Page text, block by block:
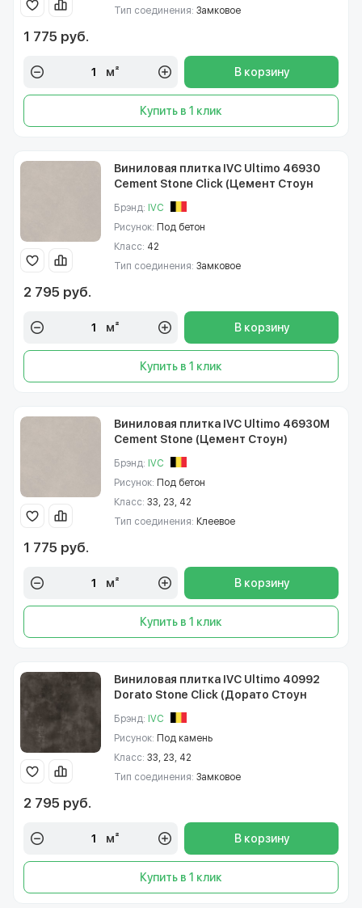
Тип соединения: Замковое
1 775 руб.
м² В корзину
Купить в 1 клик
Виниловая плитка IVC Ultimo 46930
Cement Stone Click (Цемент Стоун
Брэнд: IVC
Рисунок: Под бетон
Класс: 42
Тип соединения: Замковое
2 795 руб.
м² В корзину
Купить в 1 клик
Виниловая плитка IVC Ultimo 46930M
Cement Stone (Цемент Стоун)
Брэнд: IVC
Рисунок: Под бетон
Класс: 33, 23, 42
Тип соединения: Клеевое
1 775 руб.
м² В корзину
Купить в 1 клик
Виниловая плитка IVC Ultimo 40992
Dorato Stone Click (Дорато Стоун
Брэнд: IVC
Рисунок: Под камень
Класс: 33, 23, 42
Тип соединения: Замковое
2 795 руб.
м² В корзину
Купить в 1 клик